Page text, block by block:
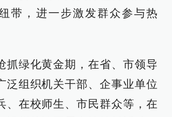
带，进一步激发群众参与热
抓绿化黄金期，在省、市领导
泛组织机关干部、企事业单位
、在校师生、市民群众等，在